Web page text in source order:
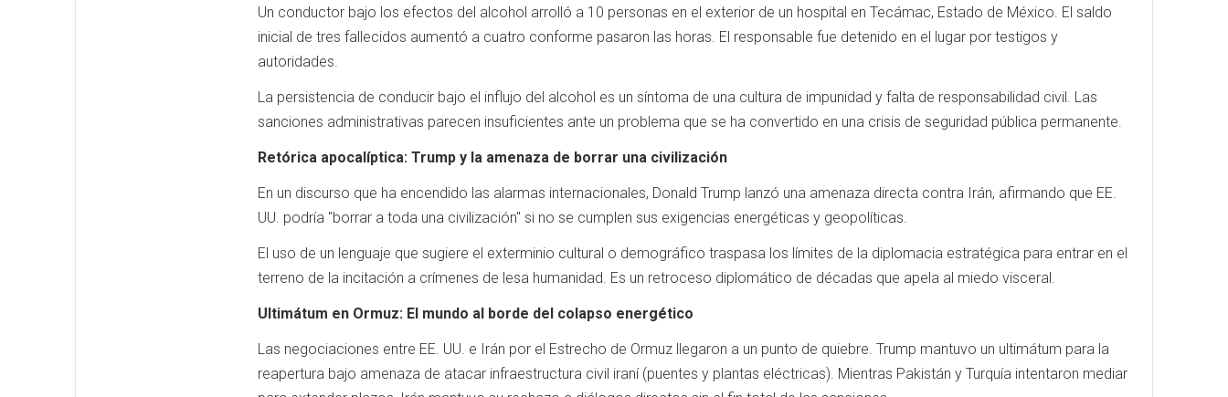
Un conductor bajo los efectos del alcohol arrolló a 10 personas en el exterior de un hospital en Tecámac, Estado de México. El saldo
inicial de tres fallecidos aumentó a cuatro conforme pasaron las horas. El responsable fue detenido en el lugar por testigos y
autoridades.
La persistencia de conducir bajo el influjo del alcohol es un síntoma de una cultura de impunidad y falta de responsabilidad civil. Las
sanciones administrativas parecen insuficientes ante un problema que se ha convertido en una crisis de seguridad pública permanente.
Retórica apocalíptica: Trump y la amenaza de borrar una civilización
En un discurso que ha encendido las alarmas internacionales, Donald Trump lanzó una amenaza directa contra Irán, afirmando que EE.
UU. podría "borrar a toda una civilización" si no se cumplen sus exigencias energéticas y geopolíticas.
El uso de un lenguaje que sugiere el exterminio cultural o demográfico traspasa los límites de la diplomacia estratégica para entrar en el
terreno de la incitación a crímenes de lesa humanidad. Es un retroceso diplomático de décadas que apela al miedo visceral.
Ultimátum en Ormuz: El mundo al borde del colapso energético
Las negociaciones entre EE. UU. e Irán por el Estrecho de Ormuz llegaron a un punto de quiebre. Trump mantuvo un ultimátum para la
reapertura bajo amenaza de atacar infraestructura civil iraní (puentes y plantas eléctricas). Mientras Pakistán y Turquía intentaron mediar